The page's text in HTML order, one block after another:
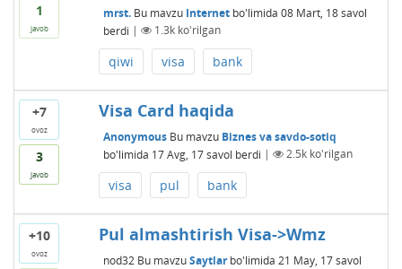
1
javob
mrst. Bu mavzu Internetbo'limida 08 Mart, 18 savol
berdi | 1.3kko'rilgan
qiwi visa bank
+7
ovoz
3
javob
Visa Card haqida
Anonymous Bu mavzu Biznes va savdo-sotiq
bo'limida 17 Avg, 17 savol berdi | 2.5kko'rilgan
visa pul bank
+10
ovoz
Pul almashtirish Visa->Wmz
nod32 Bu mavzuSaytlarbo'limida 21 May, 17 savol